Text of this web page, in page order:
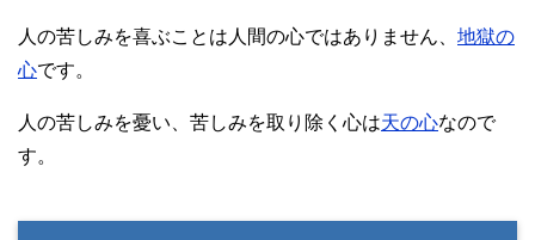
人の苦しみを喜ぶことは人間の心ではありません、 地獄の
心です。
人の苦しみを憂い、苦しみを取り除く心は天の心なので
す。